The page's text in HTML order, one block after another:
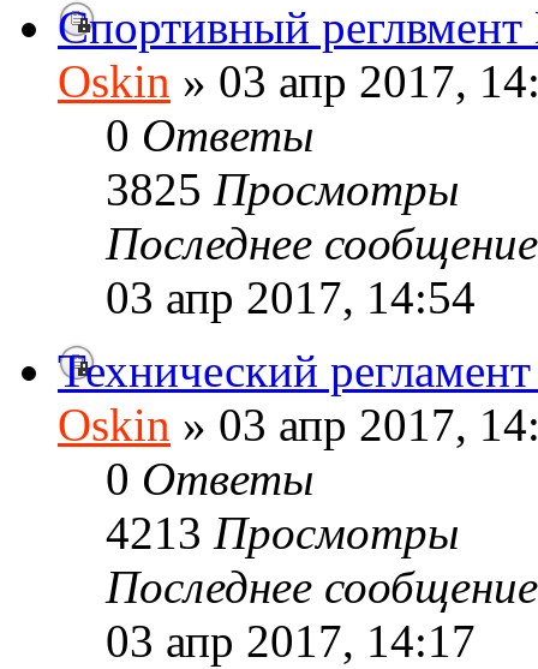
Спортивный
Oskin » 03 апр 2017,
0 Ответы
3825 Просмотры
Последнее
03 апр 2017, 14:54
Технический
Oskin » 03 апр 2017,
0 Ответы
4213 Просмотры
Последнее
03 апр 2017, 14:17